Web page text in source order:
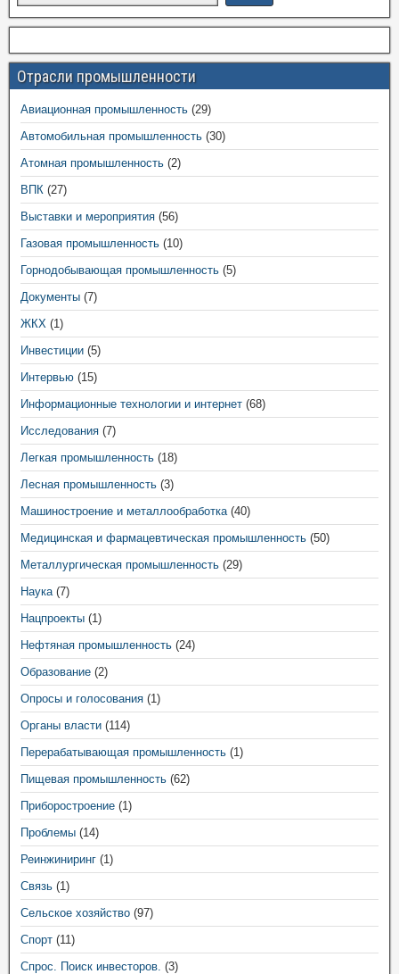
Отрасли промышленности
Авиационная промышленность (29)
Автомобильная промышленность (30)
Атомная промышленность (2)
ВПК (27)
Выставки и мероприятия (56)
Газовая промышленность (10)
Горнодобывающая промышленность (5)
Документы (7)
ЖКХ (1)
Инвестиции (5)
Интервью (15)
Информационные технологии и интернет (68)
Исследования (7)
Легкая промышленность (18)
Лесная промышленность (3)
Машиностроение и металлообработка(40)
Медицинская и фармацевтическая промышленность (50)
Металлургическая промышленность (29)
Наука(7)
Нацпроекты (1)
Нефтяная промышленность (24)
Образование (2)
Опросы и голосования (1)
Органы власти (114)
Перерабатывающая промышленность (1)
Пищевая промышленность (62)
Приборостроение (1)
Проблемы (14)
Реинжиниринг (1)
Связь (1)
Сельское хозяйство (97)
Спорт (11)
Спрос. Поиск инвесторов. (3)